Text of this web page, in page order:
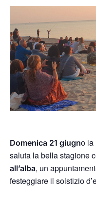
Domenica 21 giugno la
saluta la bella stagione
all’alba, un
festeggiare il solstizio